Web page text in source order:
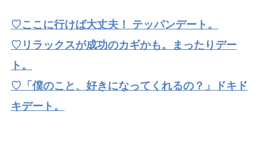
♡ここに行けば大丈夫！ テッパンデート。
♡リラックスが成功のカギかも。まったりデー
ト。
♡「僕のこと、好きになってくれるの？」ドキド
キデート。